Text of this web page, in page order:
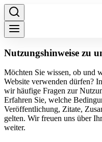
Nutzungshinweise zu
Möchten Sie wissen, ob und
Website verwenden dürfen?
wir häufige Fragen zur
Erfahren Sie, welche
Veröffentlichung, Zitate,
gelten. Wir freuen uns über
weiter.